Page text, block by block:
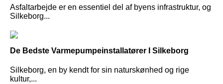
Asfaltarbejde er en essentiel del af byens infrastruktur, og
Silkeborg...
De Bedste Varmepumpeinstallatører I Silkeborg
Silkeborg, en by kendt for sin naturskønhed og rige
kultur,...